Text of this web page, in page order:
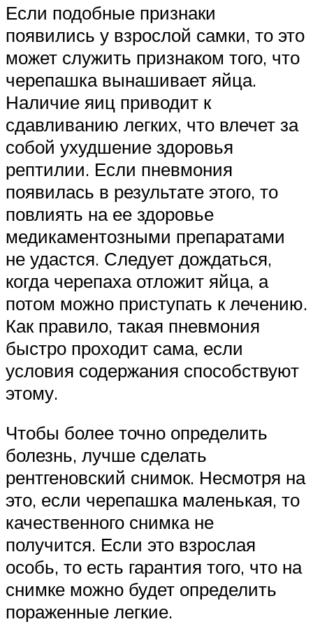
Если подобные признаки
появились у взрослой самки, то это
может служить признаком того, что
черепашка вынашивает яйца.
Наличие яиц приводит к
сдавливанию легких, что влечет за
собой ухудшение здоровья
рептилии. Если пневмония
появилась в результате этого, то
повлиять на ее здоровье
медикаментозными препаратами
не удастся. Следует дождаться,
когда черепаха отложит яйца, а
потом можно приступать к лечению.
Как правило, такая пневмония
быстро проходит сама, если
условия содержания способствуют
этому.
Чтобы более точно определить
болезнь, лучше сделать
рентгеновский снимок. Несмотря на
это, если черепашка маленькая, то
качественного снимка не
получится. Если это взрослая
особь, то есть гарантия того, что на
снимке можно будет определить
пораженные легкие.